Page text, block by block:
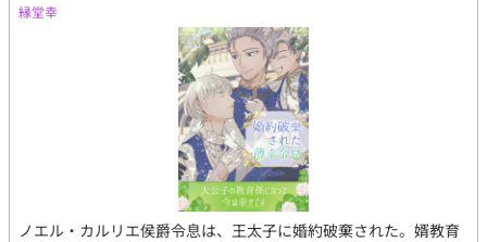
縁堂幸
ノエル・カルリエ侯爵令息は、王太子に婚約破棄された。婿教育